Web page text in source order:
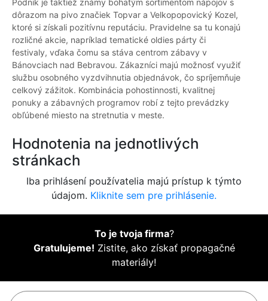
Podnik je taktiež známy bohatým sortimentom nápojov s
dôrazom na pivo značiek Topvar a Velkopopovický Kozel,
ktoré si získali pozitívnu reputáciu. Pravidelne sa tu konajú
rozličné akcie, napríklad tematické oldies párty či
festivaly, vďaka čomu sa stáva centrom zábavy v
Bánovciach nad Bebravou. Zákazníci majú možnosť využiť
službu osobného vyzdvihnutia objednávok, čo spríjemňuje
celkový zážitok. Kombinácia pohostinnosti, kvalitnej
ponuky a zábavných programov robí z tejto prevádzky
obľúbené miesto na stretnutia v meste.
Hodnotenia na jednotlivých
stránkach
Iba prihlásení používatelia majú prístup k týmto
údajom. Kliknite sem pre prihlásenie.
To je tvoja firma?
Gratulujeme! Zistite, ako získať propagačné
materiály!